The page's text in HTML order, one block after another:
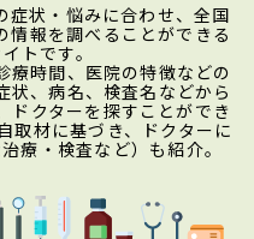
症状・悩みに合わせ、全国
情報を調べることができる
トです。
療時間、医院の特徴などの
状、病名、検査名などから
ドクターを探すことができ
取材に基づき、ドクターに
療・検査など）も紹介。